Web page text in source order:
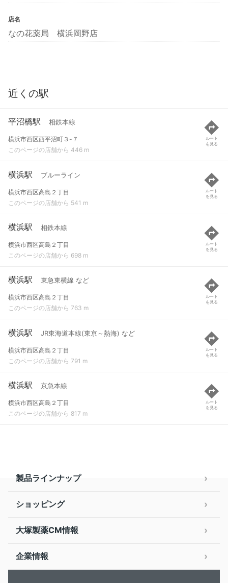
店名
なの花薬局 横浜岡野店
近くの駅
平沼橋駅 相鉄本線
横浜市西区西平沼町３-７
このページの店舗から 446 m
ルート
を見る
横浜駅 ブルーライン
横浜市西区高島２丁目
このページの店舗から 541 m
ルート
を見る
横浜駅 相鉄本線
横浜市西区高島２丁目
このページの店舗から 698 m
ルート
を見る
横浜駅 東急東横線 など
横浜市西区高島２丁目
このページの店舗から 763 m
ルート
を見る
横浜駅 JR東海道本線(東京～熱海) など
横浜市西区高島２丁目
このページの店舗から 791 m
ルート
を見る
横浜駅 京急本線
横浜市西区高島２丁目
このページの店舗から 817 m
ルート
を見る
製品ラインナップ
ショッピング
大塚製薬CM情報
企業情報